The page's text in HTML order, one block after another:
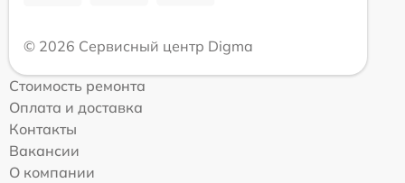
© 2026 Сервисный центр Digma
Стоимость ремонта
Оплата и доставка
Контакты
Вакансии
О компании